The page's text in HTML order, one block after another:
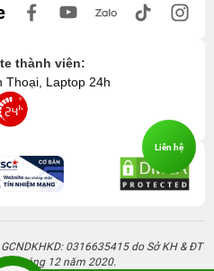
thành viên:
Thoại, Laptop 24h
GCNDKHKD: 0316635415 do Sở KH & ĐT
11 tháng 12 năm 2020.
Liên hệ